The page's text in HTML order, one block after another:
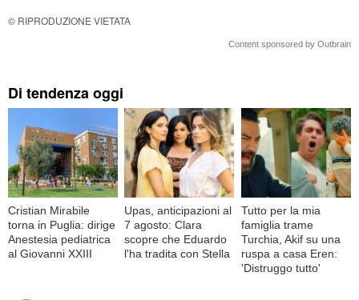
© RIPRODUZIONE VIETATA
Content sponsored by Outbrain
Di tendenza oggi
Cristian Mirabile
torna in Puglia: dirige
Anestesia pediatrica
al Giovanni XXIII
Upas, anticipazioni al
7 agosto: Clara
scopre che Eduardo
l'ha tradita con Stella
Tutto per la mia
famiglia trame
Turchia, Akif su una
ruspa a casa Eren:
'Distruggo tutto'